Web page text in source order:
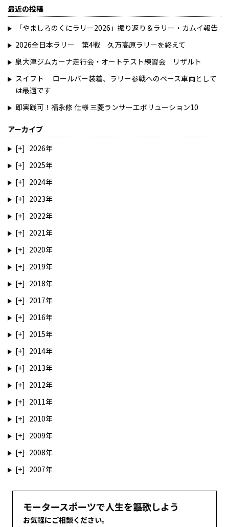
最近の投稿
「やましろのくにラリー2026」振り返り＆ラリー・カムイ報告
2026全日本ラリー 第4戦 久万高原ラリーを終えて
泉大津ジムカーナ走行会・オートテスト練習会 リザルト
スイフト ロールバー装着、ラリー参戦へのベース車両として
は最適です
即実践可！福永修 仕様 三菱ランサーエボリューション10
アーカイブ
2026
2025
2024
2023
2022
2021
2020
2019
2018
2017
2016
2015
2014
2013
2012
2011
2010
2009
2008
2007
モータースポーツで人生を謳歌しよう
お気軽にご相談ください。